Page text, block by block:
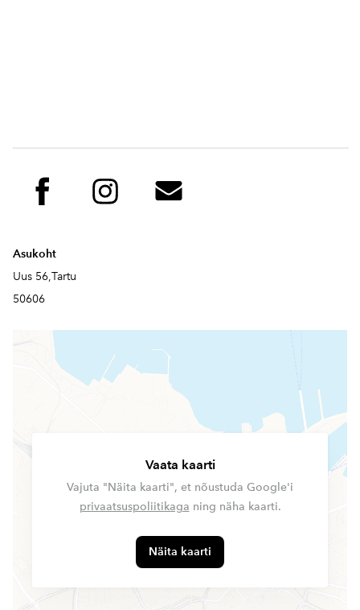
Asukoht
Uus 56,Tartu
50606
Vaata kaarti
Vajuta "Näita kaarti", et nõustuda Google'i
privaatsuspoliitikaga ning näha kaarti.
Näita kaarti